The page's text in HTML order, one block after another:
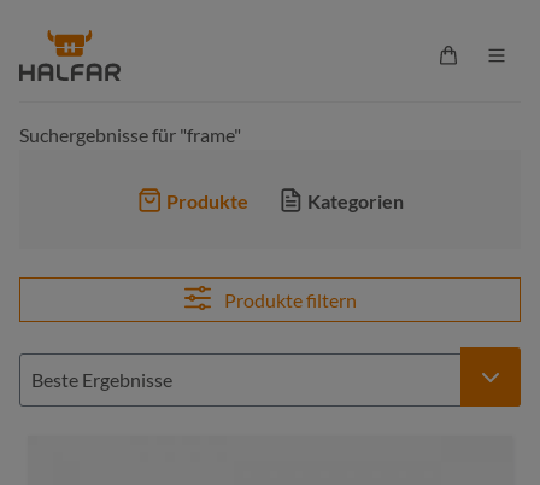
springen
Suchergebnisse für "frame"
Produkte Kategorien
Produkte filtern